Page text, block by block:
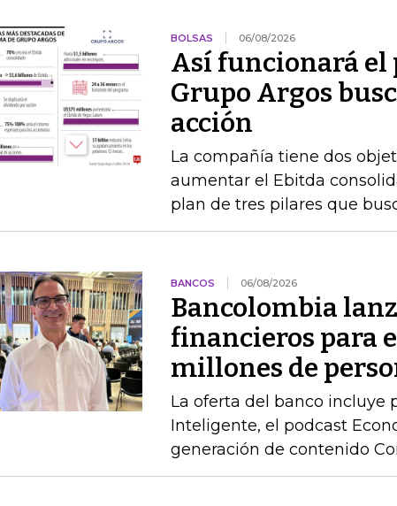
BOLSAS 06/08/2026
Así funcionará el
Grupo Argos
acción
La compañía tiene dos
aumentar el Ebitda
plan de tres pilares que
BANCOS 06/08/2026
Bancolombia
financieros para
millones de
La oferta del banco incluye
Inteligente, el podcast
generación de contenido